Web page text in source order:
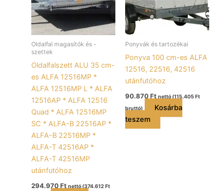
Oldalfal magasítók és -
szettek
Oldalfalszett ALU 35 cm-
es ALFA 12516MP *
ALFA 12516MP L * ALFA
12516AP * ALFA 12516
Quad * ALFA 12516MP
SC * ALFA-B 22516AP *
ALFA-B 22516MP *
ALFA-T 42516AP *
ALFA-T 42516MP
utánfutóhoz
294.970Ft nettó (374.612 Ft
Ponyvák és tartozékai
Ponyva 100 cm-es ALFA
12516, 22516, 42516
utánfutóhoz
90.870Ft nettó (115.405Ft
bruttó)
Kosárba
teszem